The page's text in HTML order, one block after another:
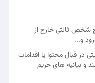
شخص ثالثی خارج از
و...
قبال محتوا یا اقدامات
و بیانیه های حریم